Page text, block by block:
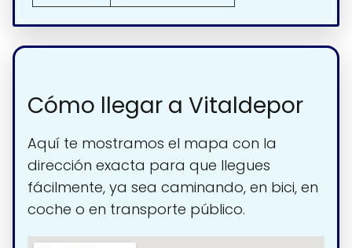
Cómo llegar a Vitaldepor
Aquí te mostramos el mapa con la
dirección exacta para que llegues
fácilmente, ya sea caminando, en bici, en
coche o en transporte público.